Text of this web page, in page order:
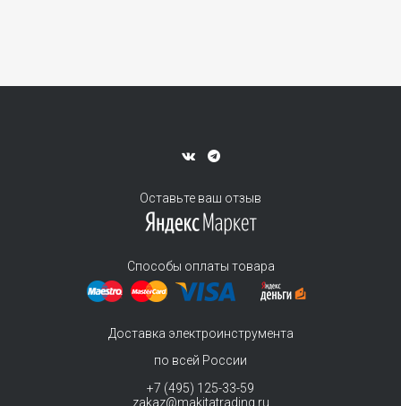
Оставьте ваш отзыв
Способы оплаты товара
Доставка электроинструмента
по всей России
+7 (495) 125-33-59
zakaz@makitatrading.ru